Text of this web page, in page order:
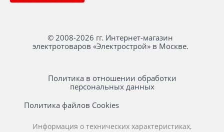
© 2008-2026 гг. Интернет-магазин
электротоваров «Электрострой» в Москве.
Политика в отношении обработки
персональных данных
Политика файлов Cookies
Информация о технических характеристиках,